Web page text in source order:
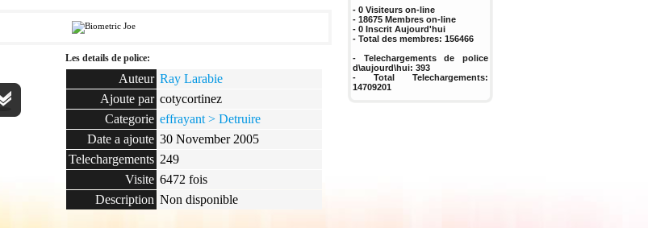
Les details de police:
Auteur Ray Larabie
Ajoute par cotycortinez
Categorie effrayant > Detruire
Date a ajoute 30 November 2005
Telechargements 249
Visite 6472 fois
Description Non disponible
- 0 Visiteurs on-line
- 18675 Membres on-line
- 0 Inscrit Aujourd'hui
- Total des membres: 156466
- Telechargements de police
d\aujourd\hui: 393
- Total Telechargements:
14709201